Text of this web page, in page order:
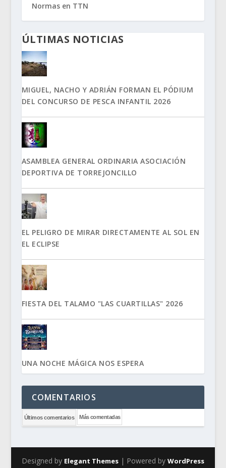
Normas en TTN
ÚLTIMAS NOTICIAS
MIGUEL, NACHO Y ADRIÁN FORMAN EL PÓDIUM
DEL CONCURSO DE PESCA INFANTIL 2026
ASAMBLEA GENERAL ORDINARIA ASOCIACIÓN
DEPORTIVA DE TORREJONCILLO
EL PELIGRO DE MIRAR DIRECTAMENTE AL SOL EN
EL ECLIPSE
FIESTA DEL TALAMO "LAS CUARTILLAS" 2026
UNA NOCHE MÁGICA NOS ESPERA
COMENTARIOS
Últimos comentarios Más comentadas
Designed by Elegant Themes| Powered by WordPress